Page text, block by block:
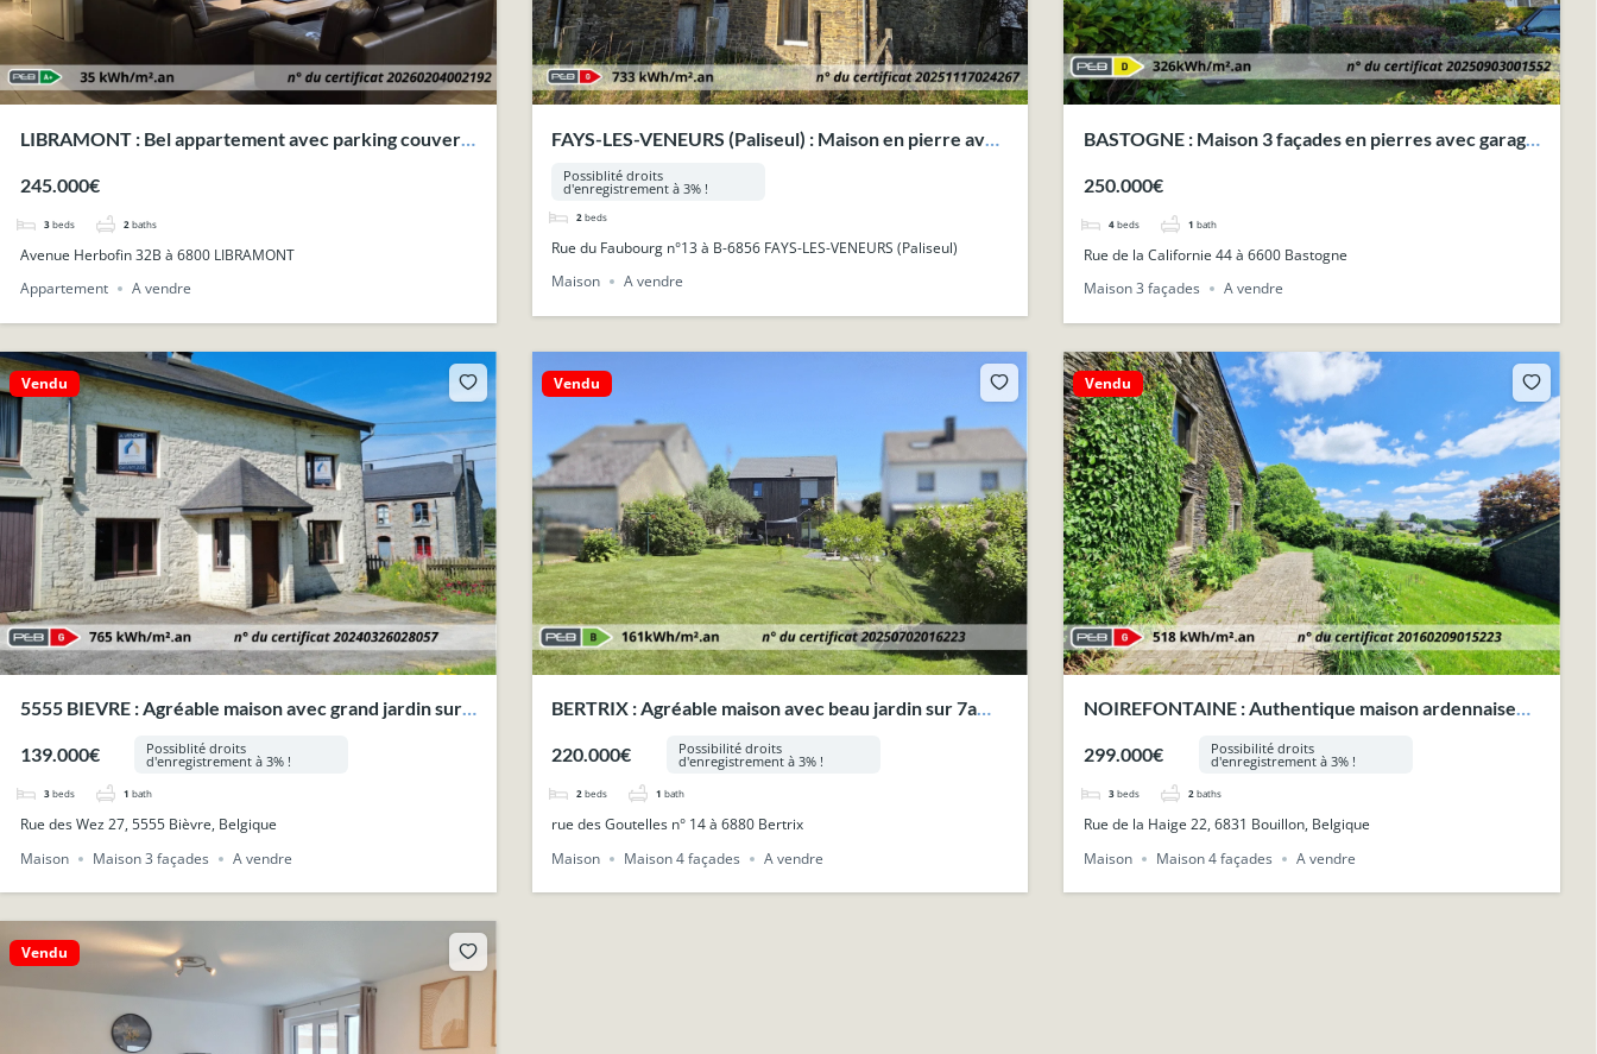
LIBRAMONT : Bel appartement avec parking couvert
245.000€
3 beds 2 baths
Avenue Herbofin 32B à 6800 LIBRAMONT
Appartement
A vendre
FAYS-LES-VENEURS (Paliseul) : Maison en pierre avec
grange et jardin, 3a 40ca.
Possiblité droits
d'enregistrement à 3% !
2 beds
Rue du Faubourg n°13 à B-6856 FAYS-LES-VENEURS (Paliseul)
Maison
A vendre
BASTOGNE : Maison 3 façades en pierres avec garage
250.000€
4 beds 1 bath
Rue de la Californie 44 à 6600 Bastogne
Maison 3 façades
A vendre
Vendu
5555 BIEVRE : Agréable maison avec grand jardin sur
139.000€ Possiblité droits
d'enregistrement à 3% !
3 beds 1 bath
Rue des Wez 27, 5555 Bièvre, Belgique
Maison
Maison 3 façades A vendre
Vendu
BERTRIX : Agréable maison avec beau jardin sur 7a
220.000€ Possibilité droits
d'enregistrement à 3% !
2 beds 1 bath
rue des Goutelles n° 14 à 6880 Bertrix
Maison
Maison 4 façades A vendre
Vendu
NOIREFONTAINE : Authentique maison ardennaise
299.000€ Possibilité droits
d'enregistrement à 3% !
3 beds 2 baths
Rue de la Haige 22, 6831 Bouillon, Belgique
Maison
Maison 4 façades A vendre
Vendu